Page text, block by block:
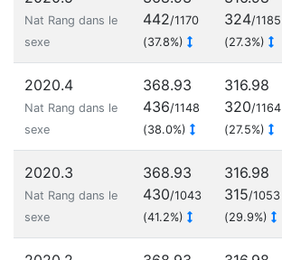
Nat Rang dans le
sexe
442/1170
(37.8%)
324/1185
(27.3%)
2020.4
Nat Rang dans le
sexe
368.93
436/1148
(38.0%)
316.98
320/1164
(27.5%)
2020.3
Nat Rang dans le
sexe
368.93
430/1043
(41.2%)
316.98
315/1053
(29.9%)